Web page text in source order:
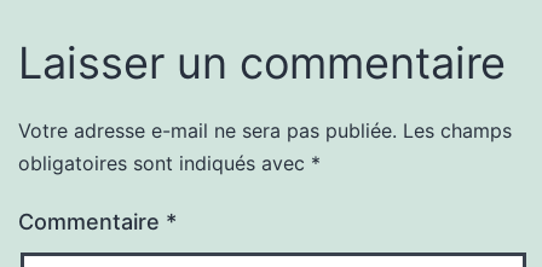
Laisser un commentaire
Votre adresse e-mail ne sera pas publiée. Les champs
obligatoires sont indiqués avec *
Commentaire *